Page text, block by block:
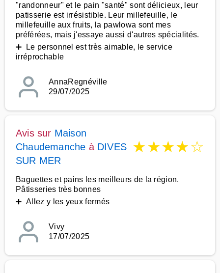
"randonneur" et le pain "santé" sont délicieux, leur
patisserie est irrésistible. Leur millefeuille, le
millefeuille aux fruits, la pawlowa sont mes
préférées, mais j'essaye aussi d'autres spécialités.
➕ Le personnel est très aimable, le service
irréprochable
AnnaRegnéville
29/07/2025
Avis sur Maison
Chaudemanche à DIVES
SUR MER
★★★★☆
Baguettes et pains les meilleurs de la région.
Pâtisseries très bonnes
➕ Allez y les yeux fermés
Vivy
17/07/2025